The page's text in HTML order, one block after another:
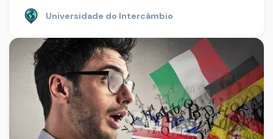
Universidade do Intercâmbio